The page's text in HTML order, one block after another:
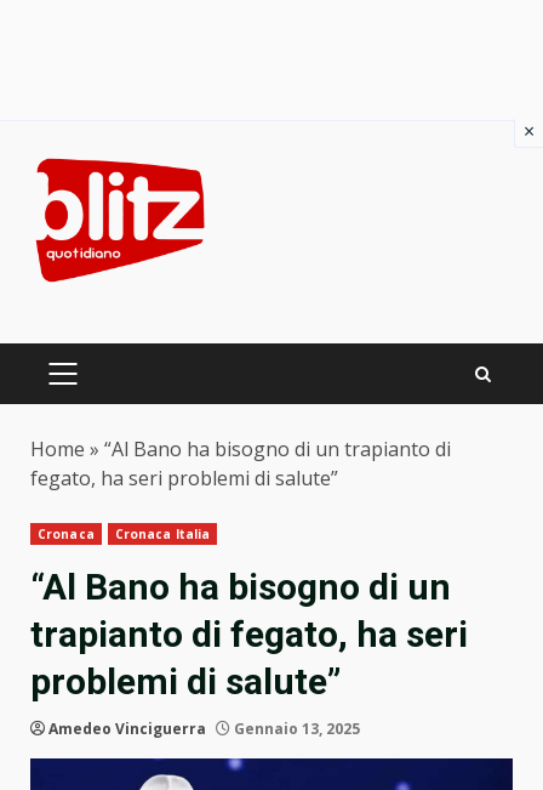
content
PRIMARY
Home » “Al Bano ha bisogno di un trapianto di
fegato, ha seri problemi di salute”
Cronaca Cronaca Italia
“Al Bano ha bisogno di un
trapianto di fegato, ha seri
problemi di salute”
Amedeo Vinciguerra Gennaio 13, 2025
×